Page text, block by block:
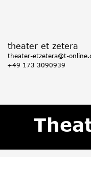
theater et zetera
theater-etzetera@t-
+49 173 3090939